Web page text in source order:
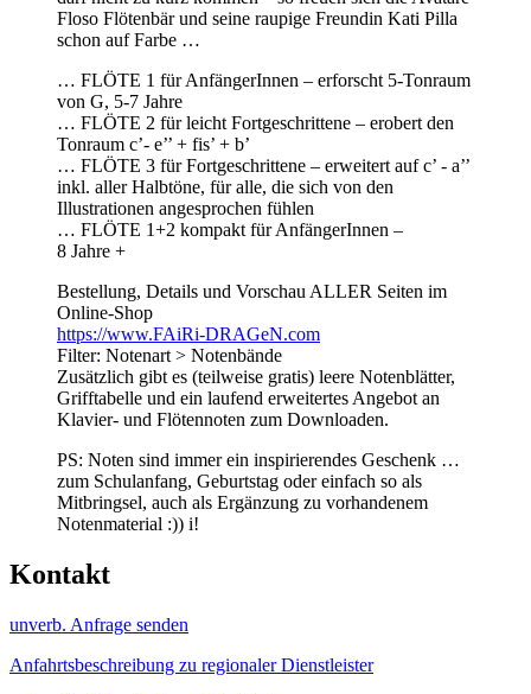
Floso Flötenbär und seine raupige Freundin Kati Pilla
schon auf Farbe …
… FLÖTE 1 für AnfängerInnen – erforscht 5-Tonraum
von G, 5-7 Jahre
… FLÖTE 2 für leicht Fortgeschrittene – erobert den
Tonraum c’- e’’ + fis’ + b’
… FLÖTE 3 für Fortgeschrittene – erweitert auf c’ - a’’
inkl. aller Halbtöne, für alle, die sich von den
Illustrationen angesprochen fühlen
… FLÖTE 1+2 kompakt für AnfängerInnen –
8 Jahre +
Bestellung, Details und Vorschau ALLER Seiten im
Online-Shop
https://www.FAiRi-DRAGeN.com
Filter: Notenart > Notenbände
Zusätzlich gibt es (teilweise gratis) leere Notenblätter,
Grifftabelle und ein laufend erweitertes Angebot an
Klavier- und Flötennoten zum Downloaden.
PS: Noten sind immer ein inspirierendes Geschenk …
zum Schulanfang, Geburtstag oder einfach so als
Mitbringsel, auch als Ergänzung zu vorhandenem
Notenmaterial :)) i!
Kontakt
unverb. Anfrage senden
Anfahrtsbeschreibung zu regionaler Dienstleister